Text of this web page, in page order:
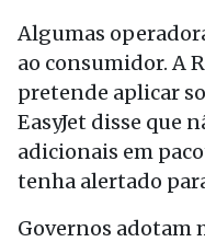
Algumas
ao consumidor. A
pretende aplicar
EasyJet disse que
adicionais em
tenha alertado
Governos adotam